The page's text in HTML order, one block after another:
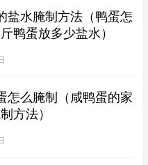
缸口。（3
盐水腌制方法（鸭蛋怎
鸭蛋放多少盐水）
怎么腌制（咸鸭蛋的家
方法）